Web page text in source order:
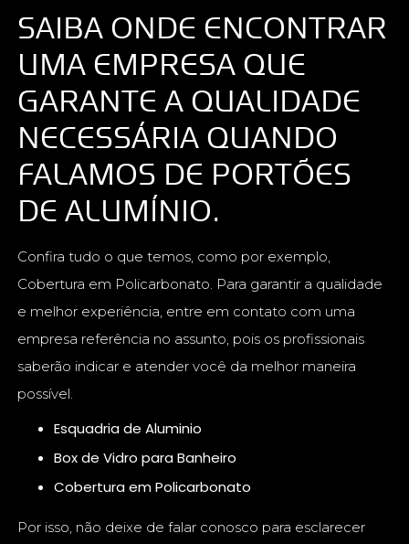
SAIBA ONDE ENCONTRAR
UMA EMPRESA QUE
GARANTE A QUALIDADE
NECESSÁRIA QUANDO
FALAMOS DE PORTÕES
DE ALUMÍNIO.
Confira tudo o que temos, como por exemplo,
Cobertura em Policarbonato. Para garantir a qualidade
e melhor experiência, entre em contato com uma
empresa referência no assunto, pois os profissionais
saberão indicar e atender você da melhor maneira
possível.
Esquadria de Aluminio
Box de Vidro para Banheiro
Cobertura em Policarbonato
Por isso, não deixe de falar conosco para esclarecer